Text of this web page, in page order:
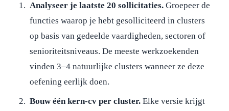
Analyseer je laatste 20 sollicitaties.Groepeer de
functies waarop je hebt gesolliciteerd in clusters
op basis van gedeelde vaardigheden, sectoren of
senioriteitsniveaus. De meeste werkzoekenden
vinden 3–4 natuurlijke clusters wanneer ze deze
oefening eerlijk doen.
Bouw één kern-cv per cluster.Elke versie krijgt